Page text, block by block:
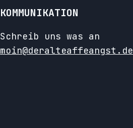
KOMMUNIKATION
Schreib uns was an
moin@deralteaffeangst.de